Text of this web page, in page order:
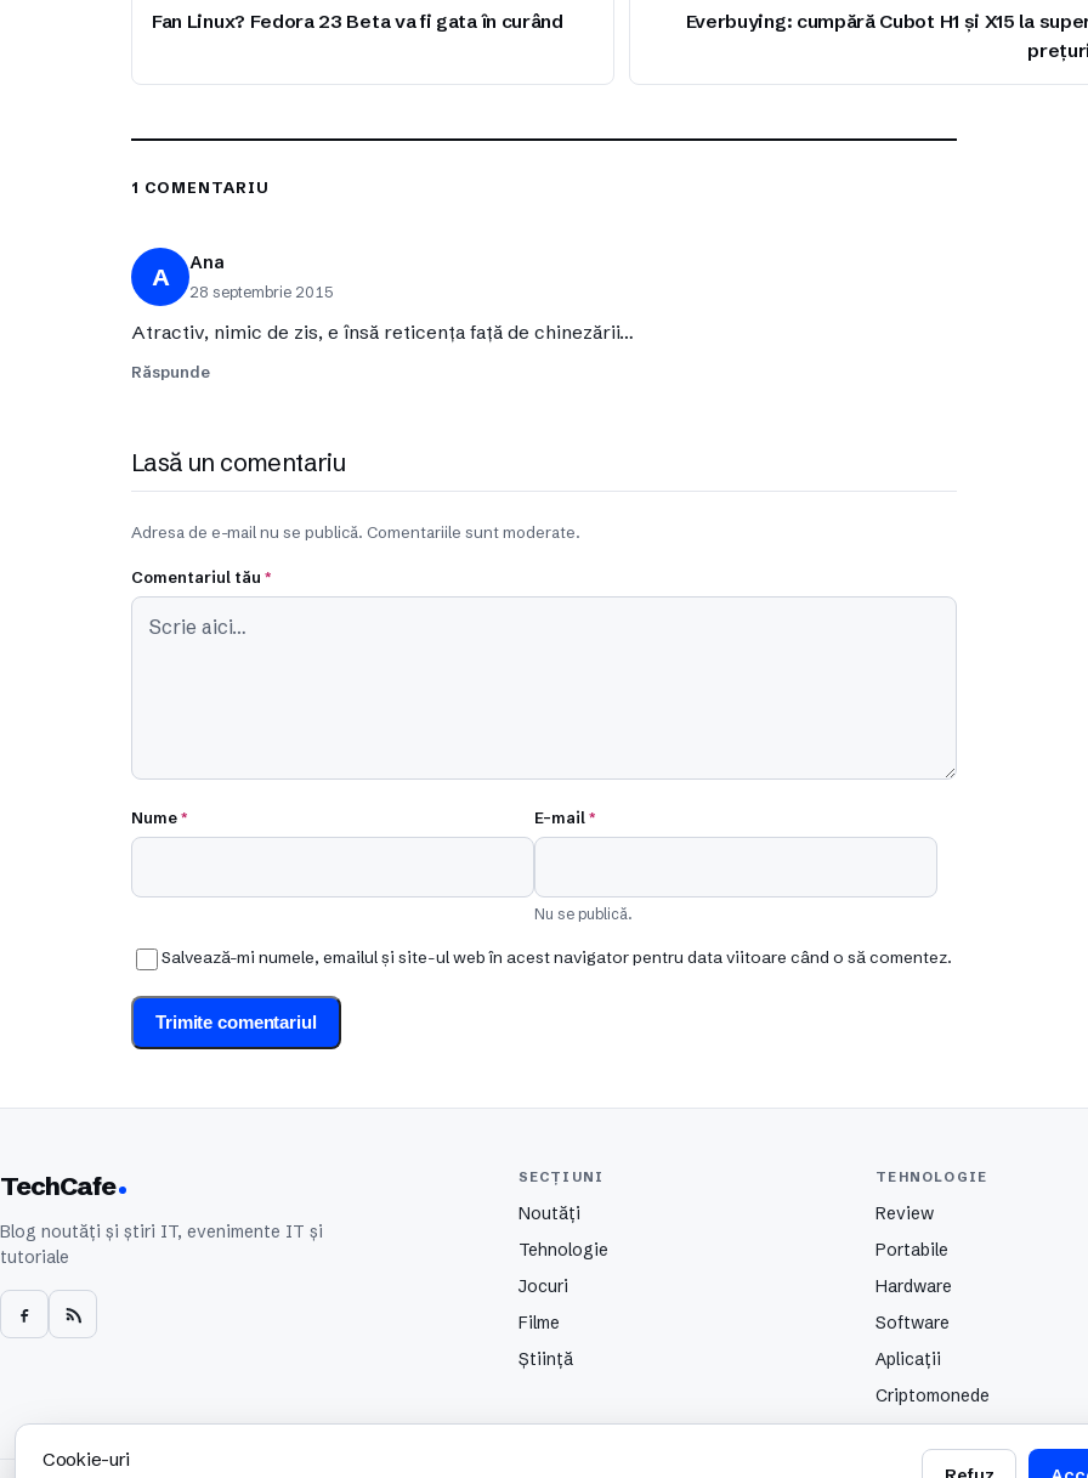
Fan Linux? Fedora 23 Beta va fi gata în curând
Everbuying: cumpără Cubot H1 și X15 la
1 COMENTARIU
A Ana
28 septembrie 2015
Atractiv, nimic de zis, e însă reticența față de chinezării…
Răspunde
Lasă un comentariu
Adresa de e-mail nu se publică. Comentariile sunt moderate.
Comentariul tău *
Nume* E-mail*
Nu se publică.
Salvează-mi numele, emailul și site-ul web în acest navigator pentru data viitoare când o să comentez.
TechCafe
Blog noutăți și știri IT, evenimente IT și
tutoriale
SECȚIUNI
Noutăți
Tehnologie
Jocuri
Filme
Știință
TEHNOLOGIE
Review
Portabile
Hardware
Software
Aplicații
Criptomonede
Cookie-uri